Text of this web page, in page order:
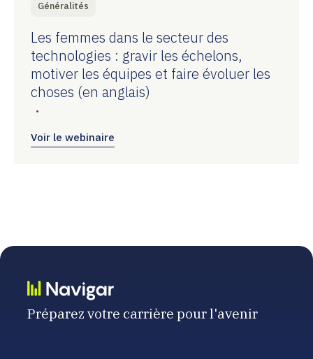
Généralités
Les femmes dans le secteur des
technologies : gravir les échelons,
motiver les équipes et faire évoluer les
choses (en anglais)
•
Voir le webinaire
Préparez votre carrière pour l'avenir